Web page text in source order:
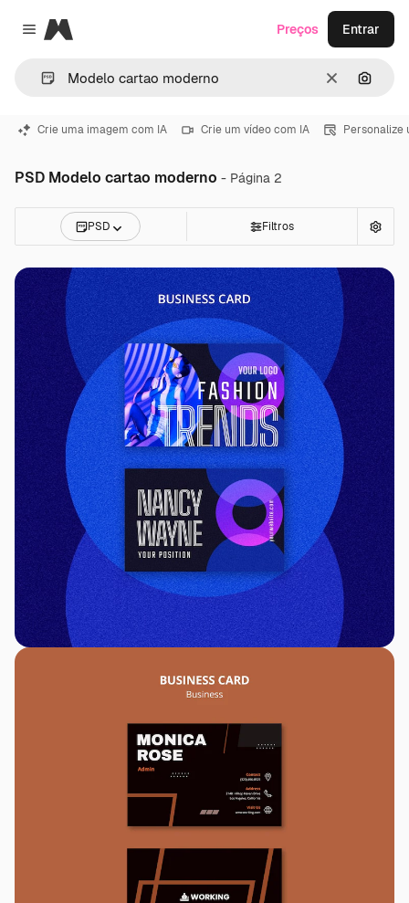
Close menu
Magnific
Limpar
Preços Entrar
Crie uma imagem com IA Crie um vídeo com IA Personalize
PSD Modelo cartao moderno - Página 2
PSD Filtros